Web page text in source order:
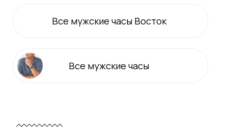
Все мужские часы Восток
Все мужские часы